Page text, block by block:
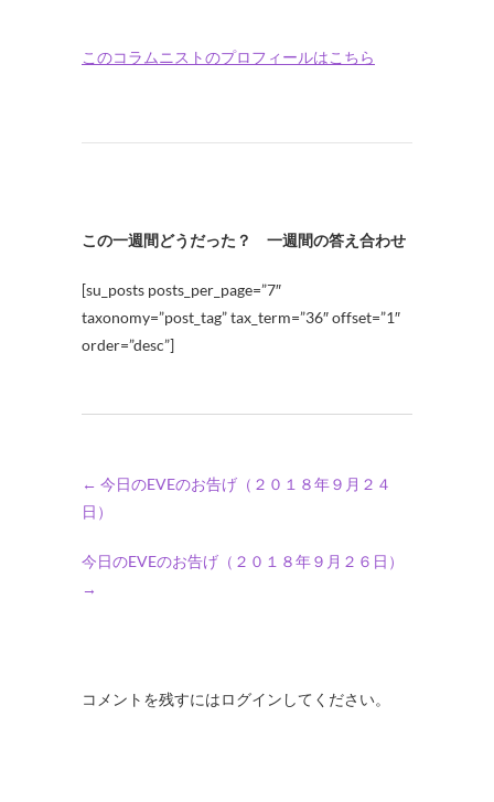
このコラムニストのプロフィールはこちら
この一週間どうだった？ 一週間の答え合わせ
[su_posts posts_per_page=”7″
taxonomy=”post_tag” tax_term=”36″ offset=”1″
order=”desc”]
← 今日のEVEのお告げ（２０１８年９月２４
日）
今日のEVEのお告げ（２０１８年９月２６日）
→
コメントを残すにはログインしてください。